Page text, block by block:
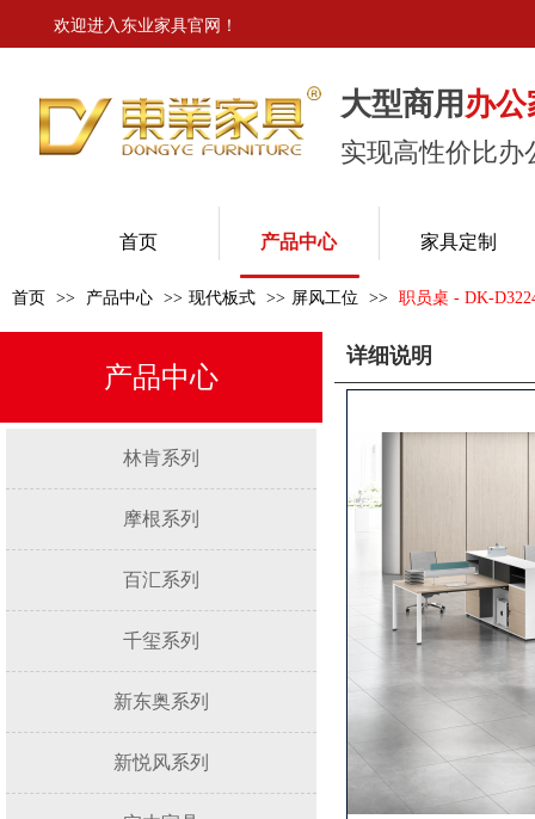
大型商用 办
实现高性价比办
欢迎进入东业家具官网！
首页 产品中心 家具定制
首页 >> 产品中心 >> 现代板式 >> 屏风工位 >> 职员桌 - DK-
产品中心
林肯系列
摩根系列
百汇系列
千玺系列
新东奥系列
新悦风系列
详细说明